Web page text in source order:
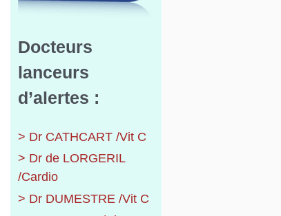
Docteurs
lanceurs
d’alertes :
> Dr CATHCART /Vit C
> Dr de LORGERIL
/Cardio
> Dr DUMESTRE /Vit C